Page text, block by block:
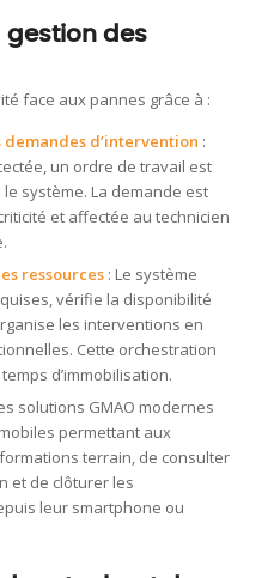
des
face aux pannes grâce à :
d’intervention :
un ordre de travail est
système. La demande est
et affectée au technicien
ressources: Le système
vérifie la disponibilité
les interventions en
Cette orchestration
d’immobilisation.
solutions GMAO modernes
permettant aux
terrain, de consulter
et de clôturer les
leur smartphone ou